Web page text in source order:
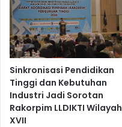
Sinkronisasi Pendidikan
Tinggi dan Kebutuhan
Industri Jadi Sorotan
Rakorpim LLDIKTI Wilayah
XVII